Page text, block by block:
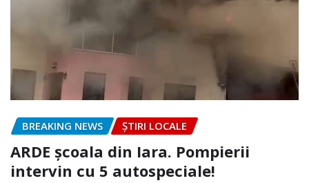
BREAKING NEWS ȘTIRI LOCALE
ARDE școala din Iara. Pompierii
intervin cu 5 autospeciale!